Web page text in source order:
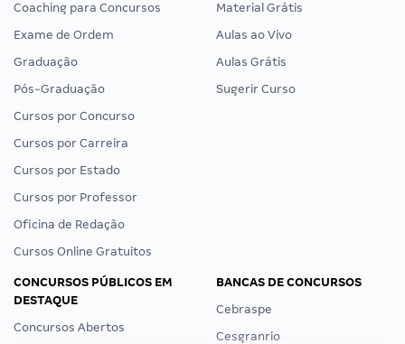
Coaching para Concursos
Exame de Ordem
Graduação
Pós-Graduação
Cursos por Concurso
Cursos por Carreira
Cursos por Estado
Cursos por Professor
Oficina de Redação
Cursos Online Gratuitos
Material Grátis
Aulas ao Vivo
Aulas Grátis
Sugerir Curso
CONCURSOS PÚBLICOS EM
DESTAQUE
Concursos Abertos
BANCAS DE CONCURSOS
Cebraspe
Cesgranrio